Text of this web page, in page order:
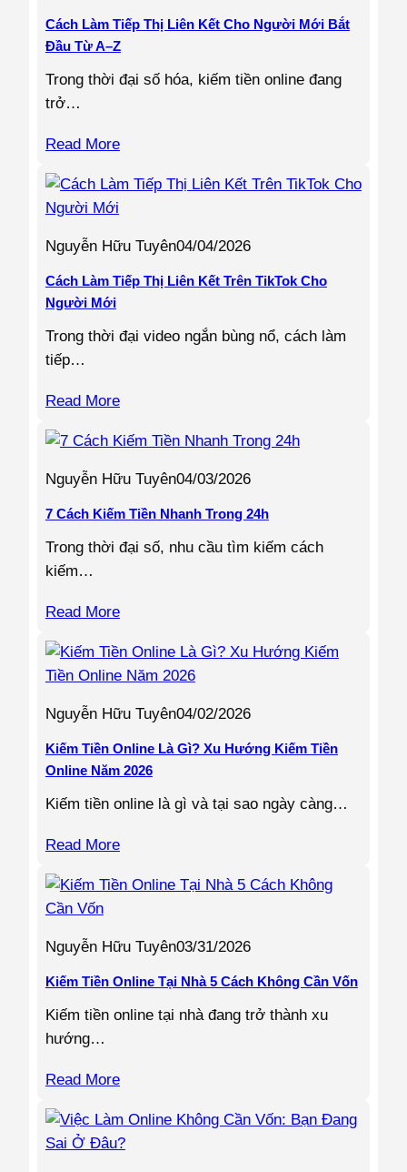
Cách Làm Tiếp Thị Liên Kết Cho Người Mới Bắt
Đầu Từ A–Z
Trong thời đại số hóa, kiếm tiền online đang
trở…
Read More
Nguyễn Hữu Tuyên04/04/2026
Cách Làm Tiếp Thị Liên Kết Trên TikTok Cho
Người Mới
Trong thời đại video ngắn bùng nổ, cách làm
tiếp…
Read More
Nguyễn Hữu Tuyên04/03/2026
7 Cách Kiếm Tiền Nhanh Trong 24h
Trong thời đại số, nhu cầu tìm kiếm cách
kiếm…
Read More
Nguyễn Hữu Tuyên04/02/2026
Kiếm Tiền Online Là Gì? Xu Hướng Kiếm Tiền
Online Năm 2026
Kiếm tiền online là gì và tại sao ngày càng…
Read More
Nguyễn Hữu Tuyên03/31/2026
Kiếm Tiền Online Tại Nhà 5 Cách Không Cần Vốn
Kiếm tiền online tại nhà đang trở thành xu
hướng…
Read More